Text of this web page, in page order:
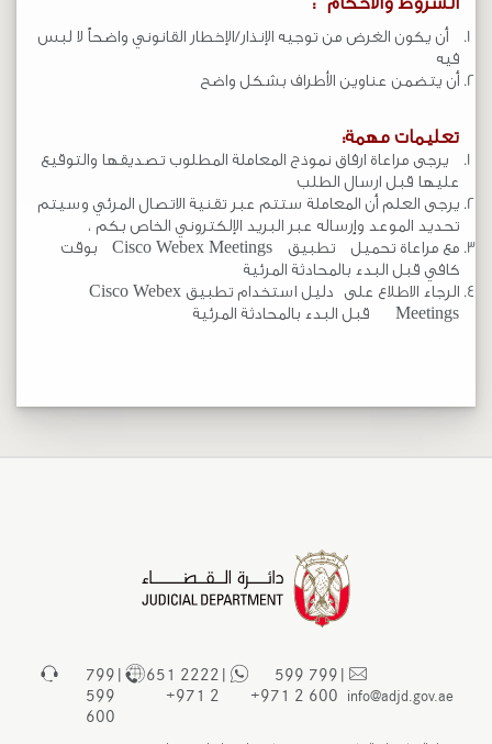
أن يكون الغرض من توجيه الإنذار/الإخطار القانوني واضحاً لا لبس
فيه
أن يتضمن عناوين الأطراف بشكل واضح​
تعليمات مهمة:
يرجى مراعاة ارفاق نموذج المعاملة المطلوب تصديقها والتوقيع
عليها قبل ارسال الطلب
يرجى العلم أن المعاملة ستتم عبر تقنية الاتصال المرئي وسيتم
تحديد الموعد وإرساله عبر البريد الإلكتروني الخاص بكم ،
مع مراعاة تحميل تطبيق
بوقت
كافي قبل البدء بالمحادثة المرئية
الرجاء الاطلاع على
دليل استخدام تطبيق Cisco Webex
Meetings
قبل البدء بالمحادثة المرئية​
799
599
600
|
2222 651
2 971+
|
799 599
600 2 971+
|
info@adjd.gov.ae